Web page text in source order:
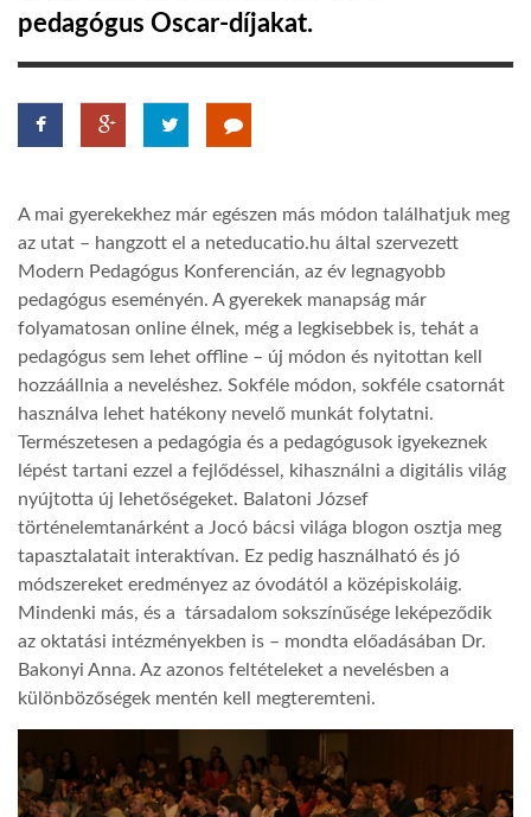
GLOBOTV
AFRIKA TUDÁSTÁR
GLOBOZSARU
DOBRAVERO.HU
GLOBOBOOK
pedagógus Oscar-díjakat.
A mai gyerekekhez már egészen más módon találhatjuk meg
az utat – hangzott el a neteducatio.hu által szervezett
Modern Pedagógus Konferencián, az év legnagyobb
pedagógus eseményén. A gyerekek manapság már
folyamatosan online élnek, még a legkisebbek is, tehát a
pedagógus sem lehet offline – új módon és nyitottan kell
hozzáállnia a neveléshez. Sokféle módon, sokféle csatornát
használva lehet hatékony nevelő munkát folytatni.
Természetesen a pedagógia és a pedagógusok igyekeznek
lépést tartani ezzel a fejlődéssel, kihasználni a digitális világ
nyújtotta új lehetőségeket. Balatoni József
történelemtanárként a Jocó bácsi világa blogon osztja meg
tapasztalatait interaktívan. Ez pedig használható és jó
módszereket eredményez az óvodától a középiskoláig.
Mindenki más, és a társadalom sokszínűsége leképeződik
az oktatási intézményekben is – mondta előadásában Dr.
Bakonyi Anna. Az azonos feltételeket a nevelésben a
különbözőségek mentén kell megteremteni.